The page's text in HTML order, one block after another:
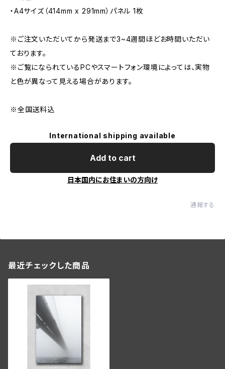
・A4サイズ（414mm x 291mm）パネル 1枚
※ご注文いただいてから発送まで3~4週間ほどお時間いただい
ております。
※ご覧になられているPCやスマートフォン環境によっては、実物
と色が異なって見える場合があります。
※全国送料込
International shipping available
Add to cart
日本国内にお住まいの方向け
通報する
最近チェックした商品